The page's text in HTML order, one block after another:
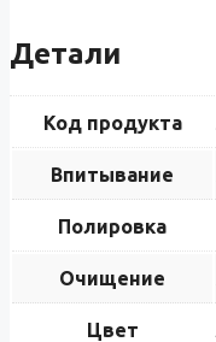
Детали
Код продукта
Впитывание
Полировка
Очищение
Цвет